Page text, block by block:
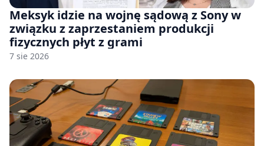
Meksyk idzie na wojnę sądową z Sony w
związku z zaprzestaniem produkcji
fizycznych płyt z grami
7 sie 2026